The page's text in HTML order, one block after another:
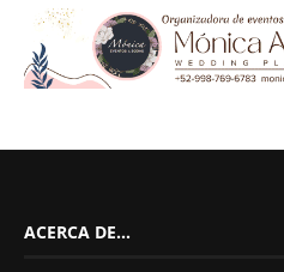
ACERCA DE…